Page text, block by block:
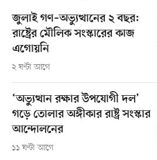
জুলাই গণ–অভ্যুত্থানের ২ বছর:
রাষ্ট্রের মৌলিক সংস্কারের কাজ
এগোয়নি
২ ঘণ্টা আগে
‘অভ্যুত্থান রক্ষার উপযোগী দল’
গড়ে তোলার অঙ্গীকার রাষ্ট্র সংস্কার
আন্দোলনের
১১ ঘণ্টা আগে